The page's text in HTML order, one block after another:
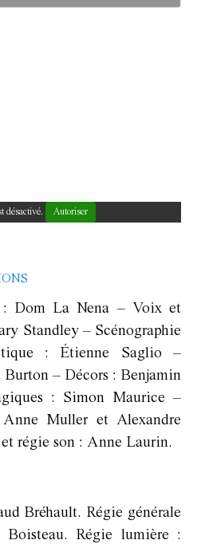
désactivé. Autoriser
Dom La Nena – Voix et
Standley – Scénographie
: Étienne Saglio –
– Décors : Benjamin
: Simon Maurice –
Muller et Alexandre
régie son : Anne Laurin.
Bréhault. Régie générale
Boisteau. Régie lumière :